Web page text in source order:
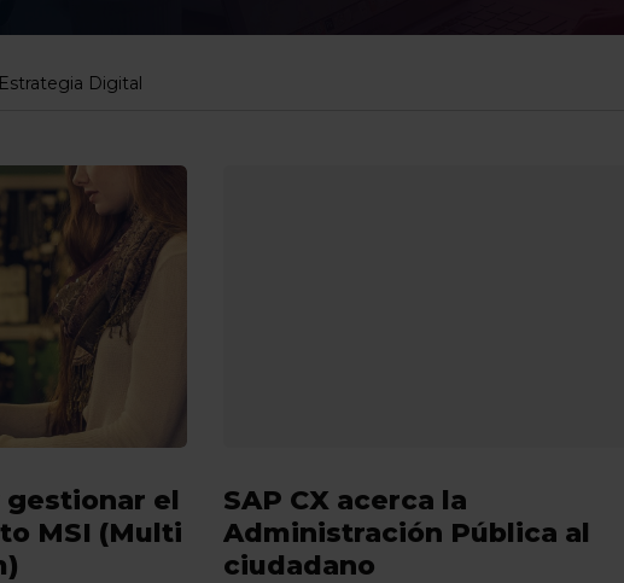
Estrategia Digital
gestionar el
MSI (Multi
SAP CX acerca la
Administración Pública al
ciudadano